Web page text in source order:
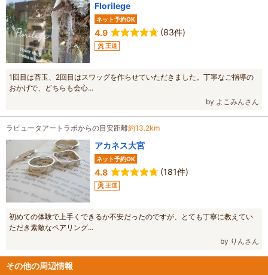
Florilege
ネット予約OK
4.9 (83件)
王道
1回目は苔玉、2回目はスワッグを作らせていただきました。丁寧なご指導の
おかげで、どちらも会心...
by よこみんさん
ラピュータアートラボからの目安距離約13.2km
アカネス大宮
ネット予約OK
4.8 (181件)
王道
初めての体験で上手くできるか不安だったのですが、とても丁寧に教えてい
ただき素敵なペアリング...
by りんさん
その他の周辺情報